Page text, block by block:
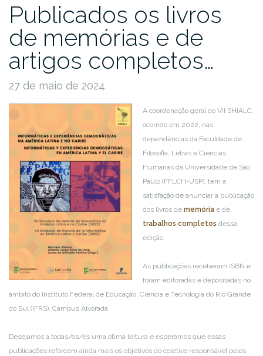
Publicados os livros
de memórias e de
artigos completos…
27 de maio de 2024
A coordenação geral do VII SHIALC,
ocorrido em 2022, nas
dependências da Faculdade de
Filosofia, Letras e Ciências
Humanas da Universidade de São
Paulo (FFLCH-USP), tem a
satisfação de anunciar a publicação
dos livros de memória e de
trabalhos completos dessa
edição.
As publicações receberam ISBN e
foram editoradas e depositadas no
âmbito do Instituto Federal de Educação, Ciência e Tecnologia do Rio Grande
do Sul (IFRS), Campus Alvorada.
Desejamos a todas/os/es uma ótima leitura e esperamos que essas
publicações reforcem ainda mais os objetivos do coletivo responsável pelos